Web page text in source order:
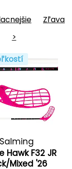
Zľava
>
Salming
Hawk F32 JR
Mixed '26